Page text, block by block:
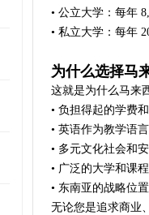
• 公立大学：每年
• 私立大学：每年
为什么选择马
这就是为什么马来
• 负担得起的学费
• 英语作为教学语言
• 多元文化社会和
• 广泛的大学和课
• 东南亚的战略位置
无论您是追求商业